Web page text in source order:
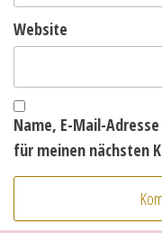
Website
Name, E-Mail-
für meinen nächsten